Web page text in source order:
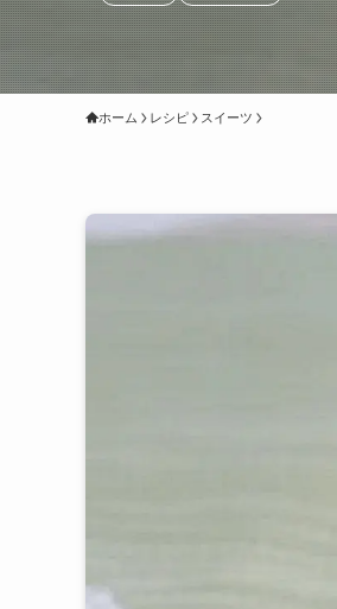
ホーム レシピ スイーツ